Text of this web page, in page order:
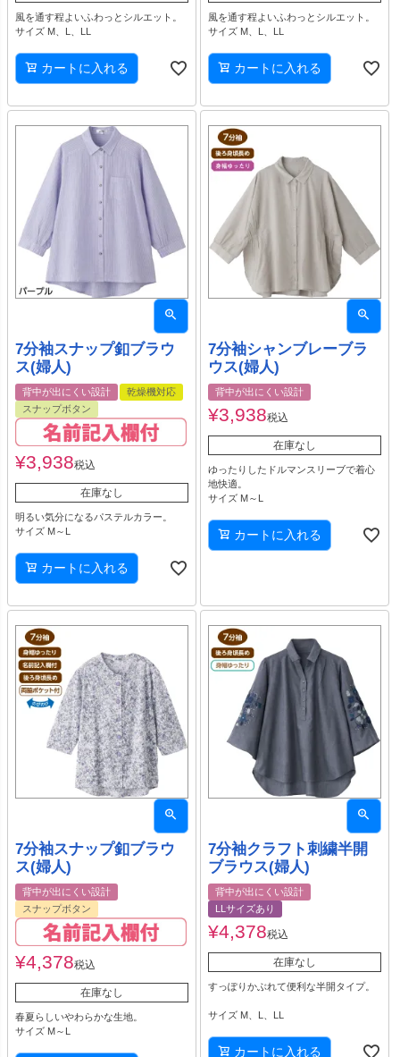
風を通す程よいふわっとシルエット。
サイズ M、L、LL
カートに入れる
風を通す程よいふわっとシルエット。
サイズ M、L、LL
カートに入れる
7分袖スナップ釦ブラウ
ス(婦人)
背中が出にくい設計
乾燥機対応
スナップボタン
¥3,938税込
在庫なし
明るい気分になるパステルカラー。
サイズ M～L
カートに入れる
7分袖シャンブレーブラ
ウス(婦人)
背中が出にくい設計
¥3,938税込
在庫なし
ゆったりしたドルマンスリーブで着心
地快適。
サイズ M～L
カートに入れる
7分袖スナップ釦ブラウ
ス(婦人)
背中が出にくい設計
スナップボタン
¥4,378税込
在庫なし
春夏らしいやわらかな生地。
サイズ M～L
7分袖クラフト刺繍半開
ブラウス(婦人)
背中が出にくい設計
LLサイズあり
¥4,378税込
在庫なし
すっぽりかぶれて便利な半開タイプ。
サイズ M、L、LL
カートに入れる